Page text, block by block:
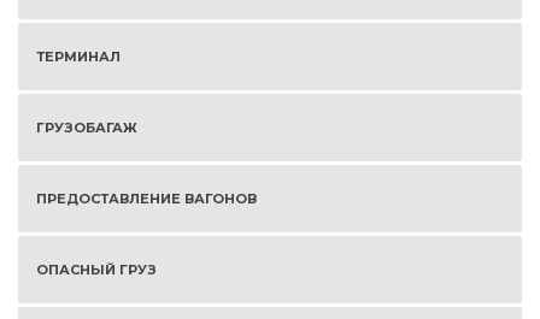
ТЕРМИНАЛ
ГРУЗОБАГАЖ
ПРЕДОСТАВЛЕНИЕ ВАГОНОВ
ОПАСНЫЙ ГРУЗ